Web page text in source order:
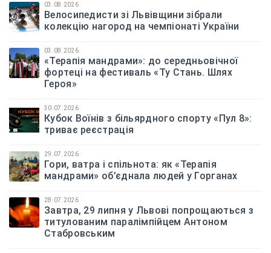
03.08.2026
Велосипедисти зі Львівщини зібрали
колекцію нагород на чемпіонаті України
03.08.2026
«Терапія мандрами»: до середньовічної
фортеці на фестиваль «Ту Стань. Шлях
Героя»
30.07.2026
Кубок Воїнів з більярдного спорту «Пул 8»:
триває реєстрація
29.07.2026
Гори, ватра і спільнота: як «Терапія
мандрами» об’єднала людей у Горганах
28.07.2026
Завтра, 29 липня у Львові попрощаються з
титулованим паралімпійцем Антоном
Стабровським